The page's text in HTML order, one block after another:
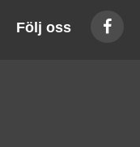
Följ oss